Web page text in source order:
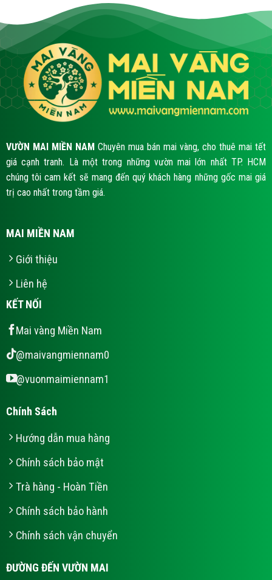
VƯỜN MAI MIỀN NAM Chuyên mua bán mai vàng, cho thuê mai tết
giá cạnh tranh. Là một trong những vườn mai lớn nhất TP. HCM
chúng tôi cam kết sẽ mang đến quý khách hàng những gốc mai giá
trị cao nhất trong tầm giá.
MAI MIỀN NAM
Giới thiệu
Liên hệ
KẾT NỐI
Mai vàng Miền Nam
@maivangmiennam0
@vuonmaimiennam1
Chính Sách
Hướng dẫn mua hàng
Chính sách bảo mật
Trà hàng - Hoàn Tiền
Chính sách bảo hành
Chính sách vận chuyển
ĐƯỜNG ĐẾN VƯỜN MAI